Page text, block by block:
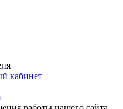
кабинет